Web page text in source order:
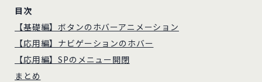
目次
【基礎編】ボタンのホバーアニメーション
【応用編】ナビゲーションのホバー
【応用編】SPのメニュー開閉
まとめ